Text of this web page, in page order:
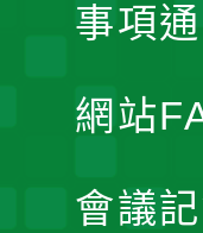
事項
網站
會議